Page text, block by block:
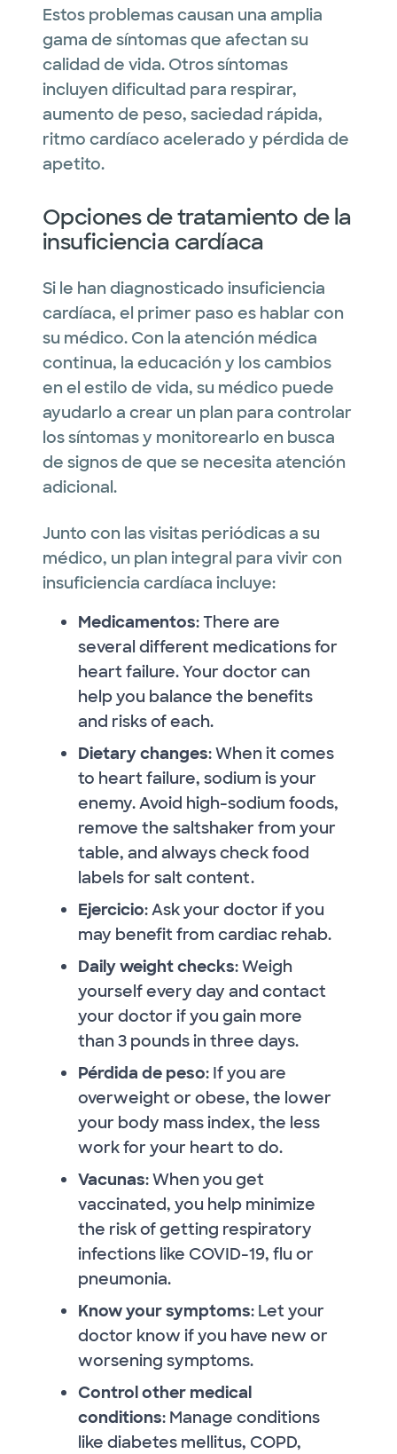
Estos problemas causan una amplia
gama de síntomas que afectan su
calidad de vida. Otros síntomas
incluyen dificultad para respirar,
aumento de peso, saciedad rápida,
ritmo cardíaco acelerado y pérdida de
apetito.
Opciones de tratamiento de la
insuficiencia cardíaca
Si le han diagnosticado insuficiencia
cardíaca, el primer paso es hablar con
su médico. Con la atención médica
continua, la educación y los cambios
en el estilo de vida, su médico puede
ayudarlo a crear un plan para controlar
los síntomas y monitorearlo en busca
de signos de que se necesita atención
adicional.
Junto con las visitas periódicas a su
médico, un plan integral para vivir con
insuficiencia cardíaca incluye:
Medicamentos: There are
several different medications for
heart failure. Your doctor can
help you balance the benefits
and risks of each.
Dietary changes: When it comes
to heart failure, sodium is your
enemy. Avoid high-sodium foods,
remove the saltshaker from your
table, and always check food
labels for salt content.
Ejercicio: Ask your doctor if you
may benefit from cardiac rehab.
Daily weight checks: Weigh
yourself every day and contact
your doctor if you gain more
than 3 pounds in three days.
Pérdida de peso: If you are
overweight or obese, the lower
your body mass index, the less
work for your heart to do.
Vacunas: When you get
vaccinated, you help minimize
the risk of getting respiratory
infections like COVID-19, flu or
pneumonia.
Know your symptoms: Let your
doctor know if you have new or
worsening symptoms.
Control other medical
conditions: Manage conditions
like diabetes mellitus, COPD,